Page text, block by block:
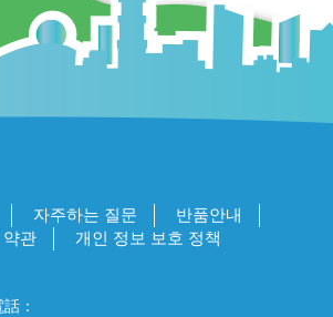
자주하는 질문
반품안내
약관
개인 정보 보호 정책
：